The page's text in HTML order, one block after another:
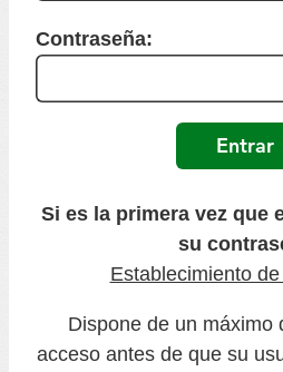
Contraseña:
Si es la primera vez que
su
Establecimiento
Dispone de un máximo
acceso antes de que su